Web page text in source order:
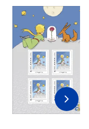
Prix 6,25€ HT